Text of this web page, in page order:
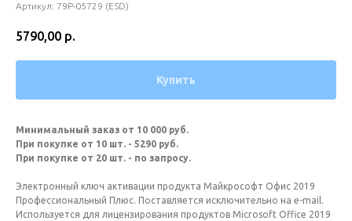
Артикул: 79P-05729 (ESD)
5790,00 р.
Купить
Минимальный заказ от 10 000 руб.
При покупке от 10 шт. - 5290 руб.
При покупке от 20 шт. - по запросу.
Электронный ключ активации продукта Майкрософт Офис 2019
Профессиональный Плюс. Поставляется исключительно на e-mail.
Используется для лицензирования продуктов Microsoft Office 2019